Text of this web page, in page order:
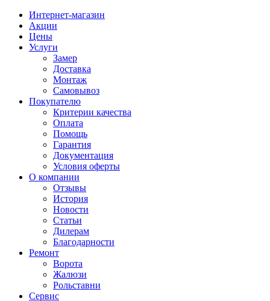
Интернет-магазин
Акции
Цены
Услуги
Замер
Доставка
Монтаж
Самовывоз
Покупателю
Критерии качества
Оплата
Помощь
Гарантия
Документация
Условия оферты
О компании
Отзывы
История
Новости
Статьи
Дилерам
Благодарности
Ремонт
Ворота
Жалюзи
Рольставни
Сервис